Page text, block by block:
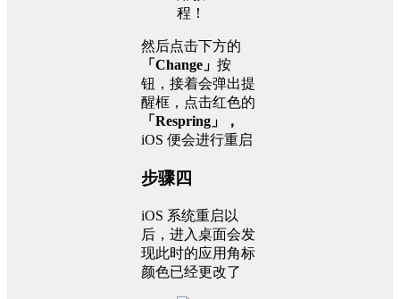
然后点击下方的
「Change」 按
钮，接着会弹出提
醒框，点击红色的
「Respring」，
iOS 便会进行重启
步骤四
iOS 系统重启以
后，进入桌面会发
现此时的应用角标
颜色已经更改了